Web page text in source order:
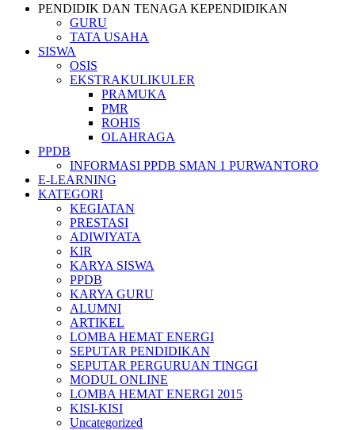
PENDIDIK DAN TENAGA KEPENDIDIKAN
GURU
TATA USAHA
SISWA
OSIS
EKSTRAKULIKULER
PRAMUKA
PMR
ROHIS
OLAHRAGA
PPDB
INFORMASI PPDB SMAN 1 PURWANTORO
E-LEARNING
KATEGORI
KEGIATAN
PRESTASI
ADIWIYATA
KIR
KARYA SISWA
PPDB
KARYA GURU
ALUMNI
ARTIKEL
LOMBA HEMAT ENERGI
SEPUTAR PENDIDIKAN
SEPUTAR PERGURUAN TINGGI
MODUL ONLINE
LOMBA HEMAT ENERGI 2015
KISI-KISI
Uncategorized